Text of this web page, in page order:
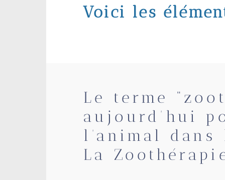
Voici les
Le terme
aujourd’hui
l’animal dans
La